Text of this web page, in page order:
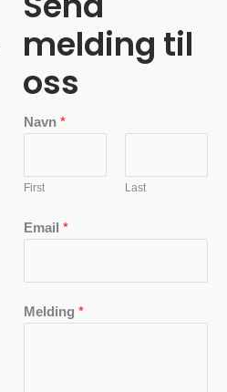
melding til
oss
Navn *
First Last
Email *
Melding *